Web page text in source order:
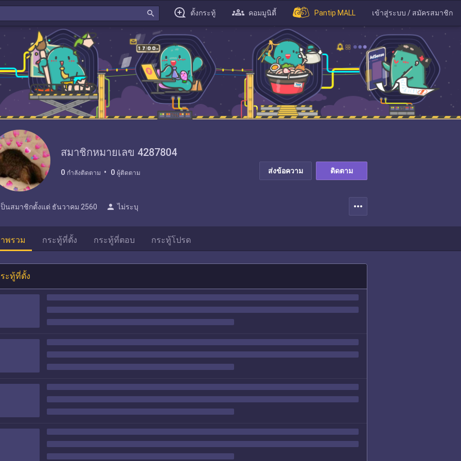
search ตั้งกระทู้ คอมมูนิตี้ Pantip MALL เข้าสู่ระบบ / สมัครสมาชิก
สมาชิกหมายเลข 4287804
0 กำลังติดตาม 0 ผู้ติดตาม ส่งข้อความ ติดตาม
ป็นสมาชิกตั้งแต่ ธันวาคม 2560 person ไม่ระบุ more_horiz
พรวม กระทู้ที่ตั้ง กระทู้ที่ตอบ กระทู้โปรด
ะทู้ที่ตั้ง